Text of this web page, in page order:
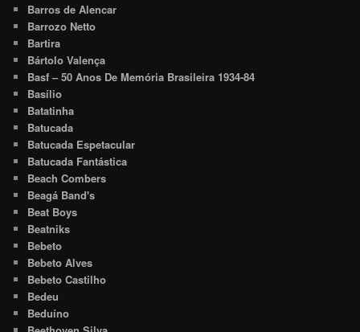
Barros de Alencar
Barrozo Netto
Bartira
Bártolo Valença
Basf – 50 Anos De Memória Brasileira 1934-84
Basílio
Batatinha
Batucada
Batucada Espetacular
Batucada Fantástica
Beach Combers
Beagá Band's
Beat Boys
Beatniks
Bebeto
Bebeto Alves
Bebeto Castilho
Bedeu
Beduíno